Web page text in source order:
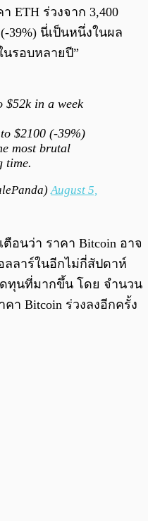
ETH ร่วงจาก 3,400
39%) นี่เป็นหนึ่งในผล
รอบหลายปี”
$52k in a week
$2100 (-39%)
most brutal
time.
August 5,
ตือนว่า ราคา Bitcoin อาจ
ลลาร์ในอีกไม่กี่สัปดาห์
ทุนที่มากขึ้น โดย จำนวน
า Bitcoin ร่วงลงอีกครั้ง